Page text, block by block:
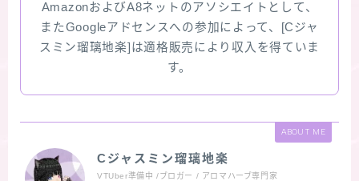
AmazonおよびA8ネットのアソシエイトとして、
またGoogleアドセンスへの参加によって、[Cジャ
スミン瑠璃地楽]は適格販売により収入を得ていま
す。
ABOUT ME
Cジャスミン瑠璃地楽
VTUber準備中 /ブロガー / アロマハーブ専門家